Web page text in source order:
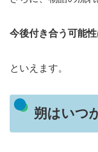
今後付き合う可能
といえます。
朔はいつ